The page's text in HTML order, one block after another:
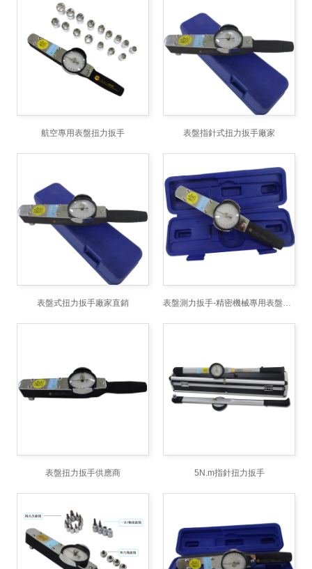
航空專用表盤扭力扳手 表盤指針式扭力扳手廠家
表盤式扭力扳手廠家直銷 表盤測力扳手-精密機械專用表盤測力扳手
表盤扭力扳手供應商 5N.m指針扭力扳手